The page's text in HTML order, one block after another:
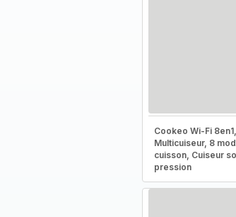
Cookeo Wi-Fi 8en1,
Multicuiseur, 8
cuisson, Cuiseur
pression